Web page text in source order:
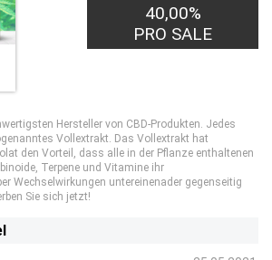
40,00%
PRO SALE
Hersteller von CBD-Produkten. Jedes
Vollextrakt. Das Vollextrakt hat
den Vorteil, dass alle in der Pflanze enthaltenen
Terpene und Vitamine ihr
Wechselwirkungen untereinenader gegenseitig
Sie sich jetzt!